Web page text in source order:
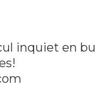
inquiet en